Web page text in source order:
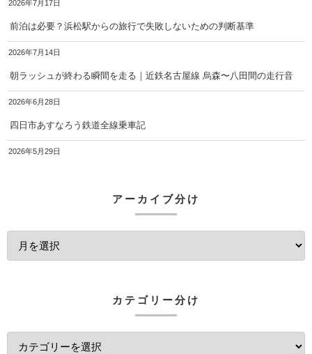
2026年7月17日
前泊は必要？浜松駅からの旅行で失敗しないための判断基準
2026年7月14日
朝ラッシュが終わる瞬間を走る｜近鉄名古屋線 烏森〜八田間の走行音
2026年6月28日
四日市あすなろう鉄道全線乗車記
2026年5月29日
アーカイブ分け
カテゴリー分け